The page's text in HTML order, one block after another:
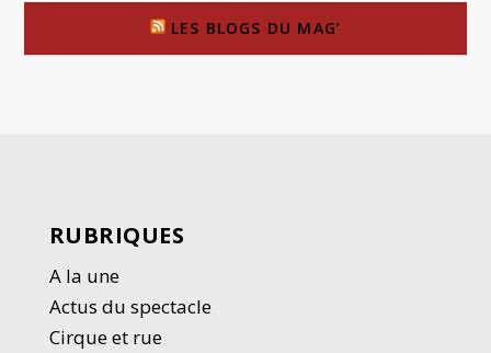
LES BLOGS DU MAG’
RUBRIQUES
A la une
Actus du spectacle
Cirque et rue